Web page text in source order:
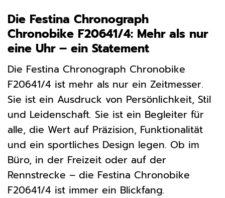
Die Festina Chronograph
Chronobike F20641/4: Mehr als nur
eine Uhr – ein Statement
Die Festina Chronograph Chronobike
F20641/4 ist mehr als nur ein Zeitmesser.
Sie ist ein Ausdruck von Persönlichkeit, Stil
und Leidenschaft. Sie ist ein Begleiter für
alle, die Wert auf Präzision, Funktionalität
und ein sportliches Design legen. Ob im
Büro, in der Freizeit oder auf der
Rennstrecke – die Festina Chronobike
F20641/4 ist immer ein Blickfang.